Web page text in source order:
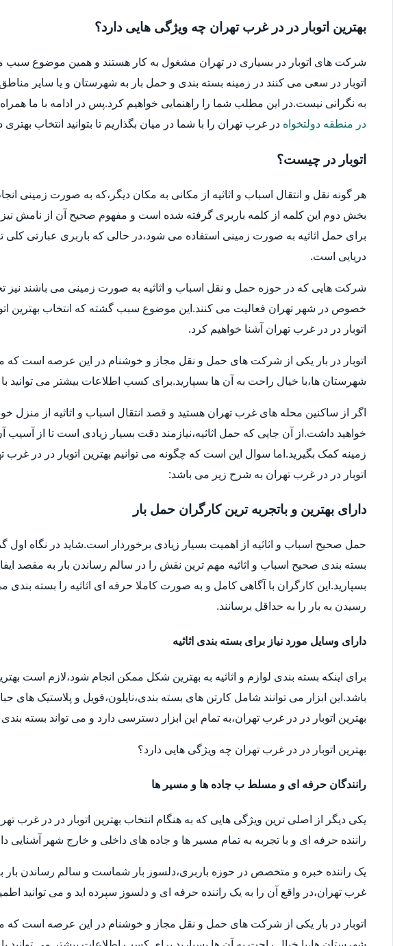
بهترین اتوبار در در غرب تهران چه ویژگی هایی دارد؟
شرکت های اتوبار در بسیاری در تهران مشغول به کار هستند و همین موضوع سبب
اتوبار در سعی می کنند در زمینه بسته بندی و حمل بار به شهرستان و یا سایر
به نگرانی نیست.در این مطلب شما را راهنمایی خواهیم کرد.پس در ادامه با ما همراه
در منطقه دولتخواه در غرب تهران را با شما در میان بگذاریم تا بتوانید انتخاب
اتوبار در چیست؟
هر گونه نقل و انتقال اسباب و اثاثیه از مکانی به مکان دیگر،که به صورت زمینی
بخش دوم این کلمه از کلمه باربری گرفته شده است و مفهوم صحیح آن از نامش نیز
برای حمل اثاثیه به صورت زمینی استفاده می شود،در حالی که باربری عبارتی
دریایی است.
شرکت هایی که در حوزه حمل و نقل اسباب و اثاثیه به صورت زمینی می باشند نیز
خصوص در شهر تهران فعالیت می کنند.این موضوع سبب گشته که انتخاب بهترین
اتوبار در در غرب تهران آشنا خواهیم کرد.
اتوبار در بار یکی از شرکت های حمل و نقل مجاز و خوشنام در این عرصه است که
شهرستان ها،با خیال راحت به آن ها بسپارید.برای کسب اطلاعات بیشتر می توانید با
اگر از ساکنین محله های غرب تهران هستید و قصد انتقال اسباب و اثاثیه از منزل خود
خواهید داشت.از آن جایی که حمل اثاثیه،نیازمند دقت بسیار زیادی است تا از
زمینه کمک بگیرید.اما سوال این است که چگونه می توانیم بهترین اتوبار در در غرب
اتوبار در در غرب تهران به شرح زیر می باشد:
دارای بهترین و باتجربه ترین کارگران حمل بار
حمل صحیح اسباب و اثاثیه از اهمیت بسیار زیادی برخوردار است.شاید در نگاه اول
بسته بندی صحیح اسباب و اثاثیه مهم ترین نقش را در سالم رساندن بار به مقصد
بسپارید.این کارگران با آگاهی کامل و به صورت کاملا حرفه ای اثاثیه را بسته
رسیدن به بار را به حداقل برسانند.
دارای وسایل مورد نیاز برای بسته بندی اثاثیه
برای اینکه بسته بندی لوازم و اثاثیه به بهترین شکل ممکن انجام شود،لازم است
باشد.این ابزار می توانند شامل کارتن های بسته بندی،نایلون،فویل و پلاستیک
بهترین اتوبار در در غرب تهران،به تمام این ابزار دسترسی دارد و می تواند بسته
بهترین اتوبار در در غرب تهران چه ویژگی هایی دارد؟
رانندگان حرفه ای و مسلط ب جاده ها و مسیر ها
یکی دیگر از اصلی ترین ویژگی هایی که به هنگام انتخاب بهترین اتوبار در در غرب
راننده حرفه ای و با تجربه به تمام مسیر ها و جاده های داخلی و خارج شهر آشنایی
یک راننده خبره و متخصص در حوزه باربری،دلسوز بار شماست و سالم رساندن بار
غرب تهران،در واقع آن را به یک راننده حرفه ای و دلسوز سپرده اید و می توانید
اتوبار در بار یکی از شرکت های حمل و نقل مجاز و خوشنام در این عرصه است که